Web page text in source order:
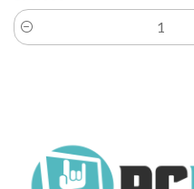
Cantidad